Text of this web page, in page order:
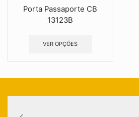
Porta Passaporte CB
13123B
VER OPÇÕES